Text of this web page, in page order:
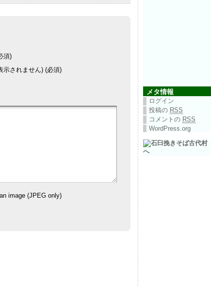
須)
示されません) (必須)
image (JPEG only)
メタ情報
ログイン
投稿の RSS
コメントの RSS
WordPress.org